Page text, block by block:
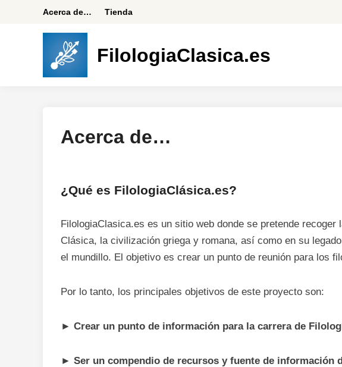
Acerca de… Tienda
FilologiaClasica.es
Acerca de…
¿Qué es FilologiaClásica.es?
FilologiaClasica.es es un sitio web donde se pretende
Clásica, la civilización griega y romana, así como en su
el mundillo. El objetivo es crear un punto de reunión para los
Por lo tanto, los principales objetivos de este proyecto son:
► Crear un punto de información para la carrera de
► Ser un compendio de recursos y fuente de información